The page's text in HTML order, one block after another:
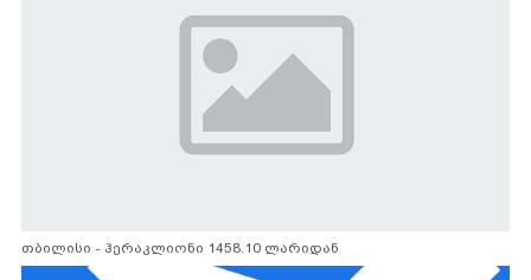
თბილისი - ჰერაკლიონი 1458.10 ლარიდან